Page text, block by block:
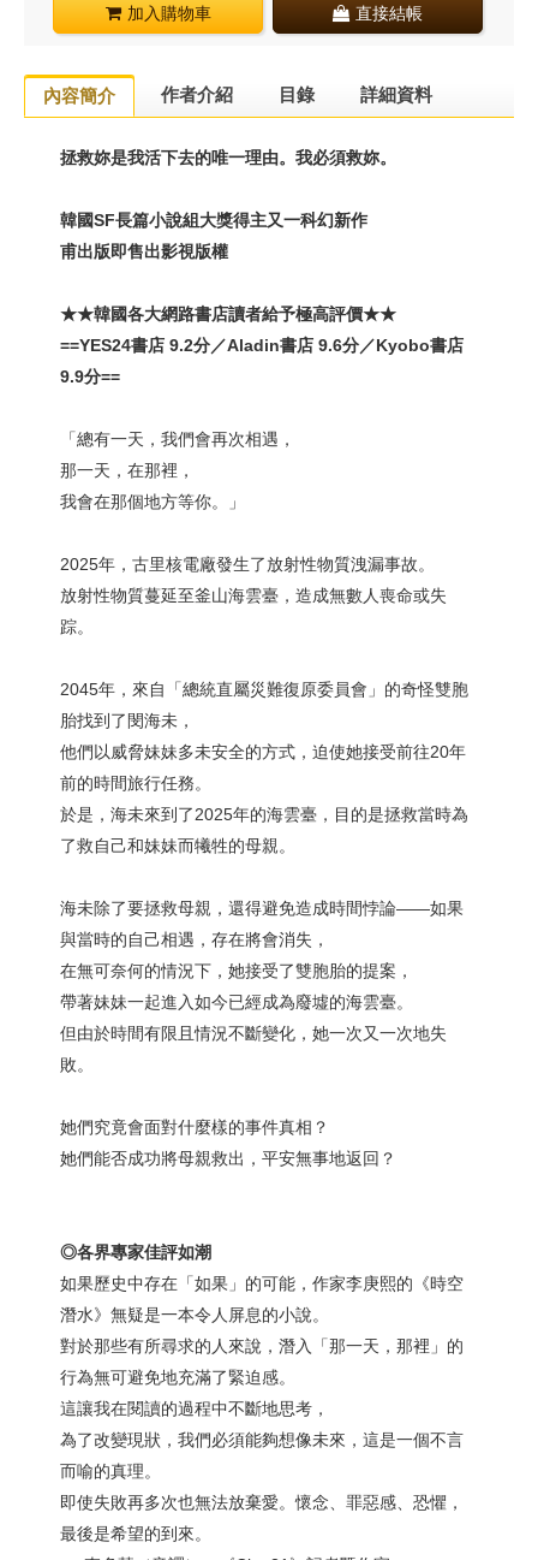
加入購物車 直接結帳
內容簡介 作者介紹 目錄 詳細資料
拯救妳是我活下去的唯一理由。我必須救妳。
韓國SF長篇小說組大獎得主又一科幻新作
甫出版即售出影視版權
★★韓國各大網路書店讀者給予極高評價★★
==YES24書店 9.2分／Aladin書店 9.6分／Kyobo書店
9.9分==
「總有一天，我們會再次相遇，
那一天，在那裡，
我會在那個地方等你。」
2025年，古里核電廠發生了放射性物質洩漏事故。
放射性物質蔓延至釜山海雲臺，造成無數人喪命或失
踪。
2045年，來自「總統直屬災難復原委員會」的奇怪雙胞
胎找到了閔海未，
他們以威脅妹妹多未安全的方式，迫使她接受前往20年
前的時間旅行任務。
於是，海未來到了2025年的海雲臺，目的是拯救當時為
了救自己和妹妹而犧牲的母親。
海未除了要拯救母親，還得避免造成時間悖論——如果
與當時的自己相遇，存在將會消失，
在無可奈何的情況下，她接受了雙胞胎的提案，
帶著妹妹一起進入如今已經成為廢墟的海雲臺。
但由於時間有限且情況不斷變化，她一次又一次地失
敗。
她們究竟會面對什麼樣的事件真相？
她們能否成功將母親救出，平安無事地返回？
◎各界專家佳評如潮
如果歷史中存在「如果」的可能，作家李庚熙的《時空
潛水》無疑是一本令人屏息的小說。
對於那些有所尋求的人來說，潛入「那一天，那裡」的
行為無可避免地充滿了緊迫感。
這讓我在閱讀的過程中不斷地思考，
為了改變現狀，我們必須能夠想像未來，這是一個不言
而喻的真理。
即使失敗再多次也無法放棄愛。懷念、罪惡感、恐懼，
最後是希望的到來。